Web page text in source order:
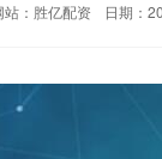
站：胜亿配资 日期：